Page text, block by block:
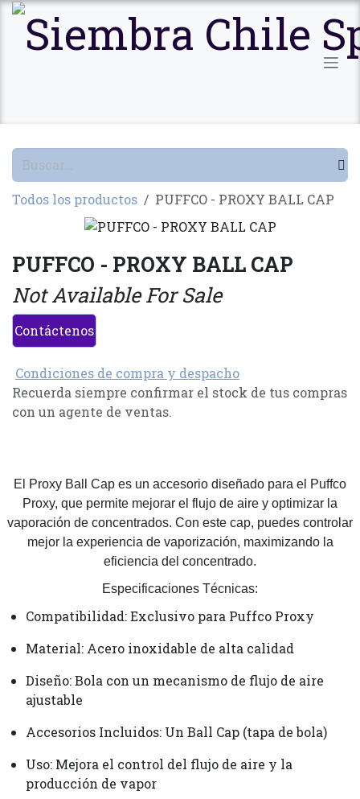
Ir al contenido
Todos los productos PUFFCO - PROXY BALL CAP
PUFFCO - PROXY BALL CAP
Not Available For Sale
Contáctenos
Condiciones de compra y despacho
Recuerda siempre confirmar el stock de tus compras
con un agente de ventas.
El Proxy Ball Cap es un accesorio diseñado para el Puffco
Proxy, que permite mejorar el flujo de aire y optimizar la
vaporación de concentrados. Con este cap, puedes controlar
mejor la experiencia de vaporización, maximizando la
eficiencia del concentrado.
Especificaciones Técnicas:
Compatibilidad: Exclusivo para Puffco Proxy
Material: Acero inoxidable de alta calidad
Diseño: Bola con un mecanismo de flujo de aire
ajustable
Accesorios Incluidos: Un Ball Cap (tapa de bola)
Uso: Mejora el control del flujo de aire y la
producción de vapor